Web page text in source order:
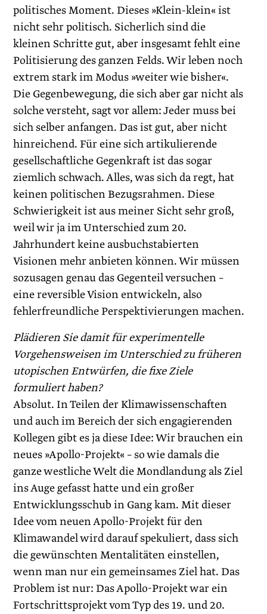
politisches Moment. Dieses »Klein-klein« ist
nicht sehr politisch. Sicherlich sind die
kleinen Schritte gut, aber insgesamt fehlt eine
Politisierung des ganzen Felds. Wir leben noch
extrem stark im Modus »weiter wie bisher«.
Die Gegenbewegung, die sich aber gar nicht als
solche versteht, sagt vor allem: Jeder muss bei
sich selber anfangen. Das ist gut, aber nicht
hinreichend. Für eine sich artikulierende
gesellschaftliche Gegenkraft ist das sogar
ziemlich schwach. Alles, was sich da regt, hat
keinen politischen Bezugsrahmen. Diese
Schwierigkeit ist aus meiner Sicht sehr groß,
weil wir ja im Unterschied zum 20.
Jahrhundert keine ausbuchstabierten
Visionen mehr anbieten können. Wir müssen
sozusagen genau das Gegenteil versuchen –
eine reversible Vision entwickeln, also
fehlerfreundliche Perspektivierungen machen.
Plädieren Sie damit für experimentelle
Vorgehensweisen im Unterschied zu früheren
utopischen Entwürfen, die fixe Ziele
formuliert haben?
Absolut. In Teilen der Klimawissenschaften
und auch im Bereich der sich engagierenden
Kollegen gibt es ja diese Idee: Wir brauchen ein
neues »Apollo-Projekt« – so wie damals die
ganze westliche Welt die Mondlandung als Ziel
ins Auge gefasst hatte und ein großer
Entwicklungsschub in Gang kam. Mit dieser
Idee vom neuen Apollo-Projekt für den
Klimawandel wird darauf spekuliert, dass sich
die gewünschten Mentalitäten einstellen,
wenn man nur ein gemeinsames Ziel hat. Das
Problem ist nur: Das Apollo-Projekt war ein
Fortschrittsprojekt vom Typ des 19. und 20.